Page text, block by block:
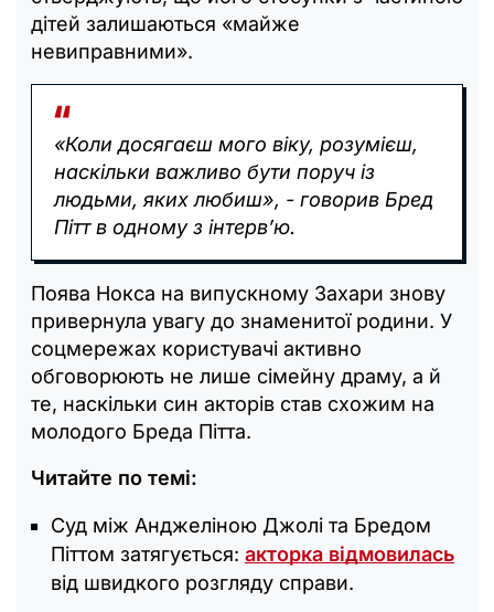
дітей залишаються «майже
невиправними».
«Коли досягаєш мого віку, розумієш,
наскільки важливо бути поруч із
людьми, яких любиш», - говорив Бред
Пітт в одному з інтерв’ю.
Поява Нокса на випускному Захари знову
привернула увагу до знаменитої родини. У
соцмережах користувачі активно
обговорюють не лише сімейну драму, а й
те, наскільки син акторів став схожим на
молодого Бреда Пітта.
Читайте по темі:
Суд між Анджеліною Джолі та Бредом
Піттом затягується: акторка відмовилась
від швидкого розгляду справи.